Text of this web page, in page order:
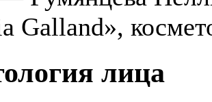
Galland»,
лица